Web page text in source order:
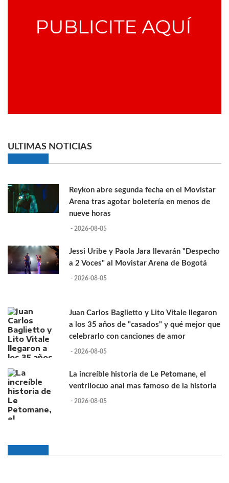
ULTIMAS NOTICIAS
Reykon abre segunda fecha en el Movistar
Arena tras agotar boletería en menos de
nueve horas
- 2026-08-05
Jessi Uribe y Paola Jara llevarán "Despecho
a 2 Voces" al Movistar Arena de Bogotá
- 2026-08-05
Juan Carlos Baglietto y Lito Vitale llegaron
a los 35 años de "casados" y qué mejor que
celebrarlo con canciones de amor
- 2026-08-05
La increíble historia de Le Petomane, el
ventrilocuo anal mas famoso de la historia
- 2026-08-05